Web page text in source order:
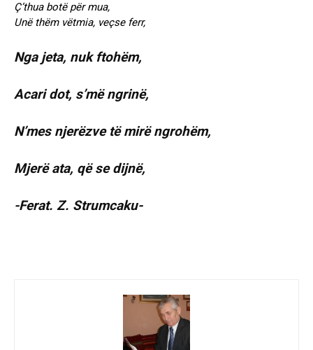
Ç’thua botë për mua,
Unë thëm vëtmia, veçse ferr,
Nga jeta, nuk ftohëm,
Acari dot, s’më ngrinë,
N’mes njerëzve të mirë ngrohëm,
Mjerë ata, që se dijnë,
-Ferat. Z. Strumcaku-